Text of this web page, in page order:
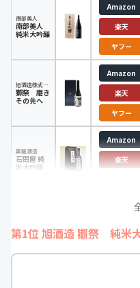
南部美人
南部美人
純米大吟醸
Amazon
楽天
ヤフー
旭酒造株式会社
獺祭 磨き
その先へ
Amazon
楽天
ヤフー
黒龍酒造
石田屋 純
米大吟醸
Amazon
楽天
第1位 旭酒造 獺祭 純米